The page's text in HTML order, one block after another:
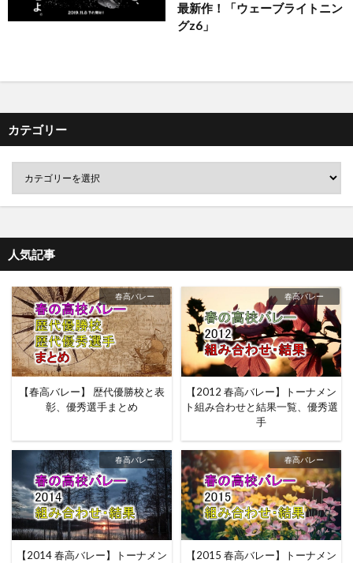
最新作！「ウェーブライトニン
グz6」
カテゴリー
人気記事
春高バレー
【春高バレー】 歴代優勝校と表
彰、優秀選手まとめ
春高バレー
【2012 春高バレー】トーナメン
ト組み合わせと結果一覧、優秀選
手
春高バレー
【2014 春高バレー】トーナメン
春高バレー
【2015 春高バレー】トーナメン